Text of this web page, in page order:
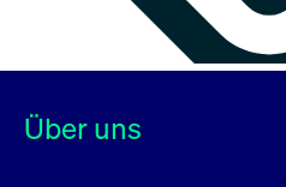
Über uns